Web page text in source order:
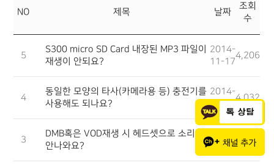
NO 제목 날짜
조회
수
5
S300 micro SD Card 내장된 MP3 파일이
재생이 안되요?
2014-
11-17
4,206
4
동일한 모양의 타사(카메라용 등) 충전기를
사용해도 되나요?
2014-
11-17
4,032
3
DMB혹은 VOD재생 시 헤드셋으로 소리가
안나와요?
11-17
4,345